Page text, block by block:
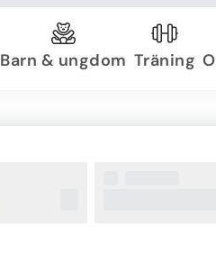
Barn & ungdom Träning